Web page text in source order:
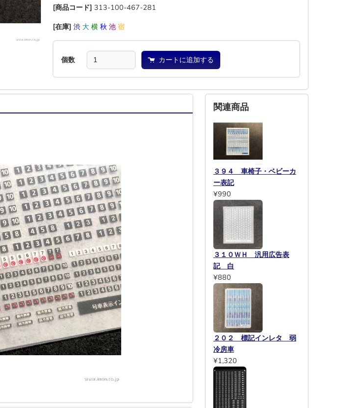
[商品コード] 313-100-467-281
[在庫] 渋 大 横 秋 池 宿
個数 カートに追加する
関連商品
３９４ 車椅子・ベビーカ
ー表記
¥990
３１０ＷＨ 汎用広告表
記 白
¥880
２０２ 標記インレタ 弱
冷房車
¥1,320